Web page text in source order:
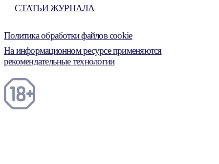
СТАТЬИ ЖУРНАЛА
Политика обработки файлов cookie
На информационном ресурсе применяются
рекомендательные технологии